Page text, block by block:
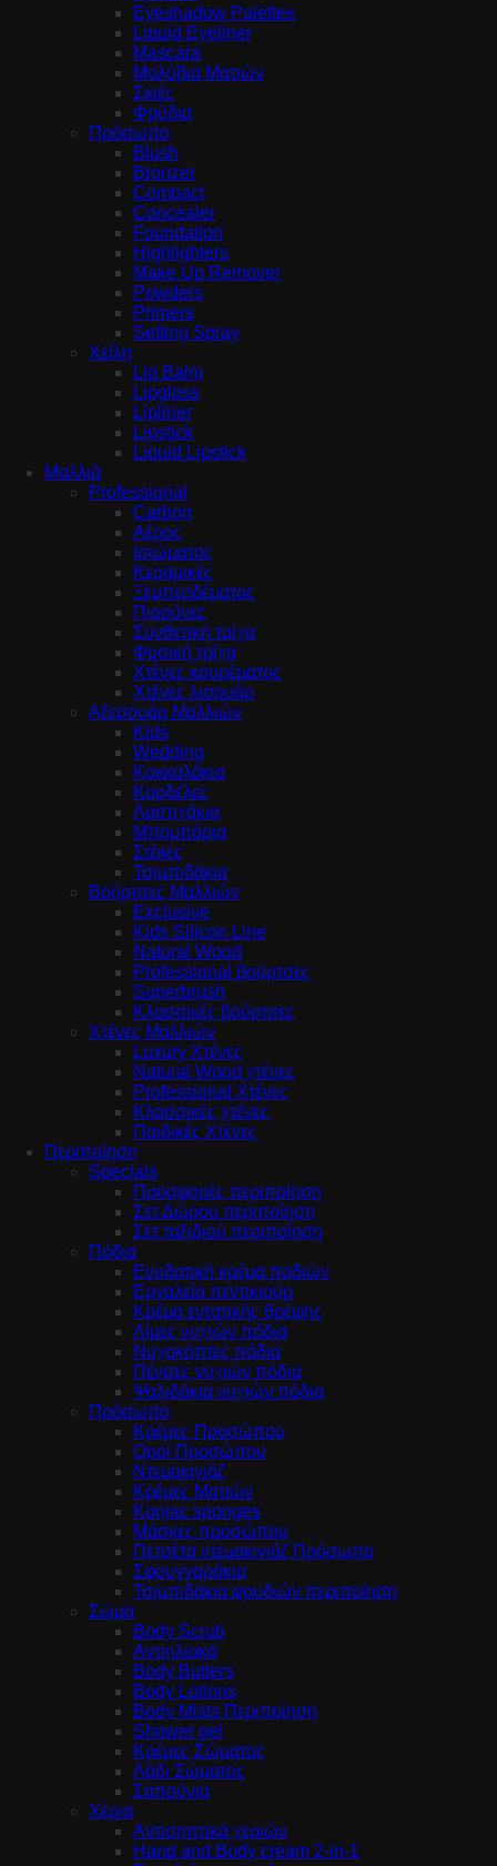
Eyeshadow Palettes
Liquid Eyeliner
Mascara
Μολύβια Ματιών
Σκιές
Φρύδια
Πρόσωπο
Blush
Bronzer
Compact
Concealer
Foundation
Highlighters
Make Up Remover
Powders
Primers
Setting Spray
Χείλη
Lip Balm
Lipgloss
Lipliner
Lipstick
Liquid Lipstick
Μαλλιά
Professional
Carbon
Αέρος
Ισιώματος
Κεραμικές
Ξεμπερδέματος
Πιρούνες
Συνθετική τρίχα
Φυσική τρίχα
Χτένες κουρέματος
Χτένες λισουάρ
Αξεσουάρ Μαλλιών
Kids
Wedding
Κοκκαλάκια
Κορδέλες
Λαστιχάκια
Μπομπάρια
Στέκες
Τσιμπιδάκια
Βούρτσες Μαλλιών
Exclusive
Kids Silicon Line
Natural Wood
Professional βούρτσες
Superbrush
Κλασσικές βούρτσες
Χτένες Μαλλιών
Luxury Χτένες
Natural Wood χτένες
Professional Χτένες
Κλασσικές χτένες
Παιδικές Χτένες
Περιποίηση
Specials
Προσφορές περιποίηση
Σετ Δώρου περιποίηση
Σετ ταξιδιού περιποίηση
Πόδια
Ενυδατική κρέμα ποδιών
Εργαλεία πεντικιούρ
Κρέμα εντατικής θρέψης
Λίμες νυχιών πόδια
Νυχοκόπτες πόδια
Πένσες νυχιών πόδια
Ψαλιδάκια νυχιών πόδια
Πρόσωπο
Κρέμες Προσώπου
Οροί Προσώπου
Ντεμακιγιάζ
Κρέμες Ματιών
Konjac sponges
Μάσκες προσώπου
Πετσέτα ντεμακιγιάζ Πρόσωπο
Σφουγγαράκια
Τσιμπιδάκια φρυδιών περιποίηση
Σώμα
Body Scrub
Αντιηλιακά
Body Butters
Body Lotions
Body Mists Περιποίηση
Shower gel
Κρέμες Σώματος
Λάδι Σώματος
Σαπούνια
Χέρια
Αντισηπτικά χεριών
Hand and Body cream 2-in-1